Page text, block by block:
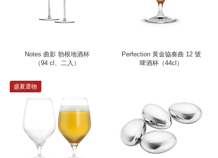
Notes 曲影 勃根地酒杯
（94 cl、二入）
Perfection 黃金協奏曲 12 號
啤酒杯（44cl）
盛夏選物